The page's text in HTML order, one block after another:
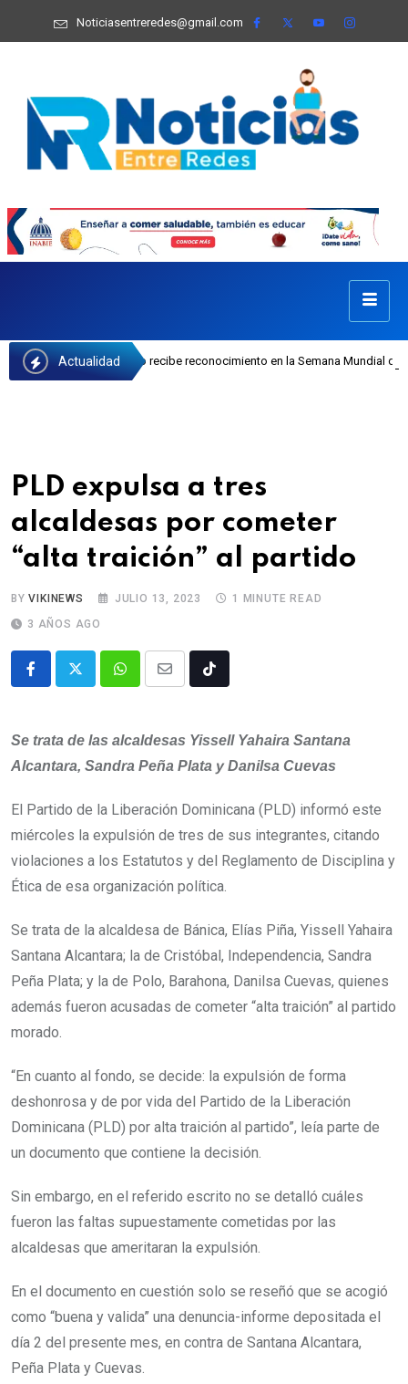
Noticiasentreredes@gmail.com
Actualidad
Castillo recibe reconocimiento en la Semana Mundial de la Lactancia
PLD expulsa a tres
alcaldesas por cometer
“alta traición” al partido
BYVIKINEWS JULIO 13, 2023
1 MINUTE READ
3 AÑOS AGO
Se trata de las alcaldesas Yissell Yahaira Santana
Alcantara, Sandra Peña Plata y Danilsa Cuevas
El Partido de la Liberación Dominicana (PLD) informó este
miércoles la expulsión de tres de sus integrantes, citando
violaciones a los Estatutos y del Reglamento de Disciplina y
Ética de esa organización política.
Se trata de la alcaldesa de Bánica, Elías Piña, Yissell Yahaira
Santana Alcantara; la de Cristóbal, Independencia, Sandra
Peña Plata; y la de Polo, Barahona, Danilsa Cuevas, quienes
además fueron acusadas de cometer “alta traición” al partido
morado.
“En cuanto al fondo, se decide: la expulsión de forma
deshonrosa y de por vida del Partido de la Liberación
Dominicana (PLD) por alta traición al partido”, leía parte de
un documento que contiene la decisión.
Sin embargo, en el referido escrito no se detalló cuáles
fueron las faltas supuestamente cometidas por las
alcaldesas que ameritaran la expulsión.
En el documento en cuestión solo se reseñó que se acogió
como “buena y valida” una denuncia-informe depositada el
día 2 del presente mes, en contra de Santana Alcantara,
Peña Plata y Cuevas.